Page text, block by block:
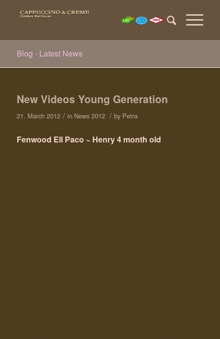
Blog - Latest News
New Videos Young Generation
21. March 2012 / in News 2012 / by Petra
Fenwood Ell Paco ~ Henry 4 month old